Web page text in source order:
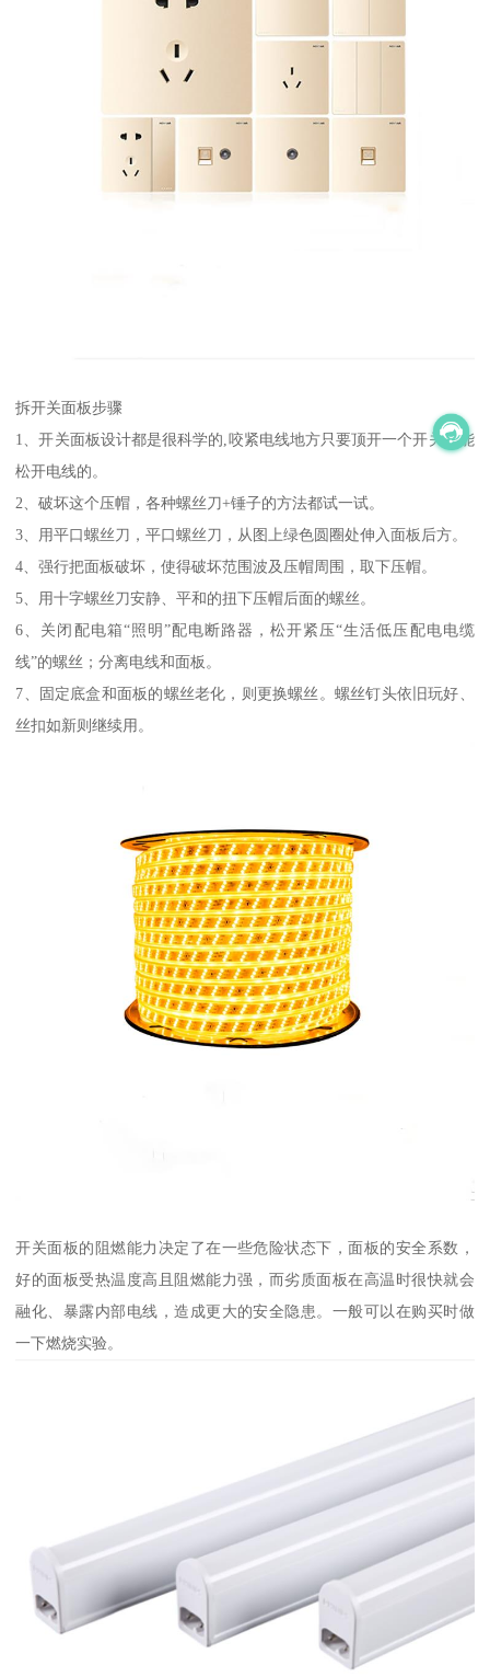
拆开关面板步骤
1、开关面板设计都是很科学的,咬紧电线地方只要顶开一个开关就能
松开电线的。
2、破坏这个压帽，各种螺丝刀+锤子的方法都试一试。
3、用平口螺丝刀，平口螺丝刀，从图上绿色圆圈处伸入面板后方。
4、强行把面板破坏，使得破坏范围波及压帽周围，取下压帽。
5、用十字螺丝刀安静、平和的扭下压帽后面的螺丝。
6、关闭配电箱“照明”配电断路器，松开紧压“生活低压配电电缆
线”的螺丝；分离电线和面板。
7、固定底盒和面板的螺丝老化，则更换螺丝。螺丝钉头依旧玩好、
丝扣如新则继续用。
开关面板的阻燃能力决定了在一些危险状态下，面板的安全系数，
好的面板受热温度高且阻燃能力强，而劣质面板在高温时很快就会
融化、暴露内部电线，造成更大的安全隐患。一般可以在购买时做
一下燃烧实验。